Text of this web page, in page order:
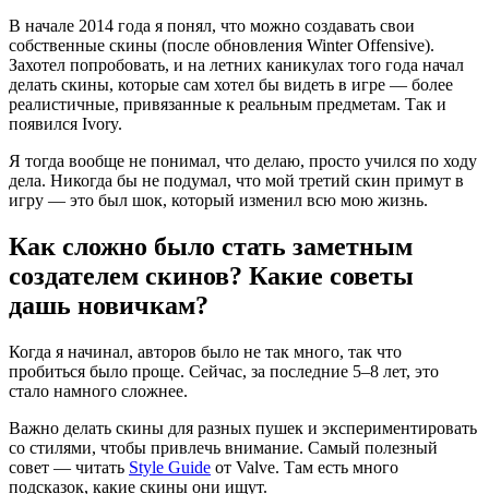
В начале 2014 года я понял, что можно создавать свои
собственные скины (после обновления Winter Offensive).
Захотел попробовать, и на летних каникулах того года начал
делать скины, которые сам хотел бы видеть в игре — более
реалистичные, привязанные к реальным предметам. Так и
появился Ivory.
Я тогда вообще не понимал, что делаю, просто учился по ходу
дела. Никогда бы не подумал, что мой третий скин примут в
игру — это был шок, который изменил всю мою жизнь.
Как сложно было стать заметным
создателем скинов? Какие советы
дашь новичкам?
Когда я начинал, авторов было не так много, так что
пробиться было проще. Сейчас, за последние 5–8 лет, это
стало намного сложнее.
Важно делать скины для разных пушек и экспериментировать
со стилями, чтобы привлечь внимание. Самый полезный
совет — читать Style Guide от Valve. Там есть много
подсказок, какие скины они ищут.